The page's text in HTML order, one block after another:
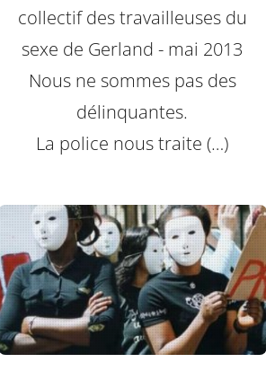
collectif des travailleuses du
sexe de Gerland - mai 2013
Nous ne sommes pas des
délinquantes.
La police nous traite (…)